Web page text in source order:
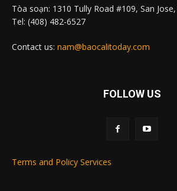
Tòa soạn: 1310 Tully Road #109, San
Tel: (408) 482-6527
Contact us: nam@baocalitoday.com
FOLLOW US
Terms and Policy Services